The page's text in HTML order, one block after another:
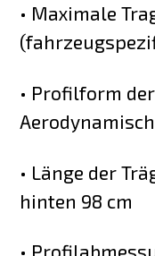
• Maximale
• Profilform
Aerodynamisch
• Länge der
hinten 98 cm
•